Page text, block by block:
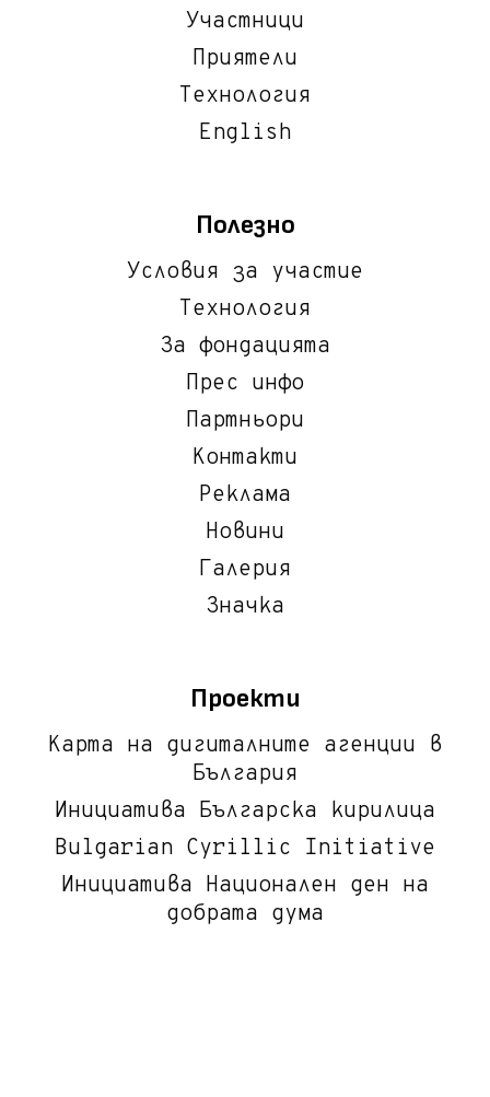
Участници
Приятели
Технология
English
Полезно
Условия за участие
Технология
За фондацията
Прес инфо
Партньори
Контакти
Реклама
Новини
Галерия
Значка
Проекти
Карта на дигиталните агенции в
България
Инициатива Българска кирилица
Bulgarian Cyrillic Initiative
Инициатива Национален ден на
добрата дума